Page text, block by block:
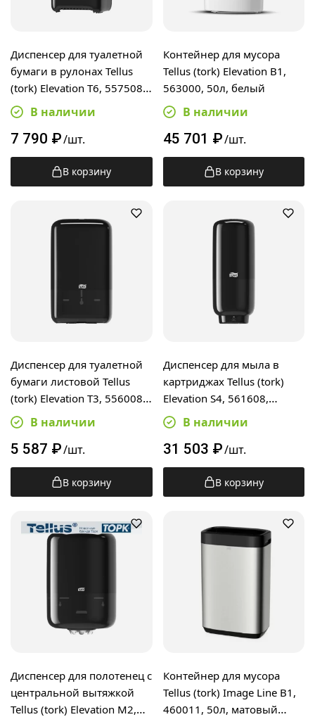
Диспенсер для туалетной
бумаги в рулонах Tellus
(tork) Elevation T6, 557508,
миди, черный
В наличии
7 790 ₽/шт.
В корзину
Контейнер для мусора
Tellus (tork) Elevation B1,
563000, 50л, белый
В наличии
45 701 ₽/шт.
В корзину
Диспенсер для туалетной
бумаги листовой Tellus
(tork) Elevation T3, 556008,
черныйВ наличии
5 587 ₽/шт.
В корзину
Диспенсер для мыла в
картриджах Tellus (tork)
Elevation S4, 561608,
сенсорный, черный
В наличии
31 503 ₽/шт.
В корзину
Диспенсер для полотенец с
центральной вытяжкой
Tellus (tork) Elevation M2,
Контейнер для мусора
Tellus (tork) Image Line B1,
460011, 50л, матовый